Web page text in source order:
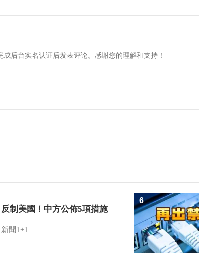
反制美國！中方公佈5項措施
新聞1+1
6